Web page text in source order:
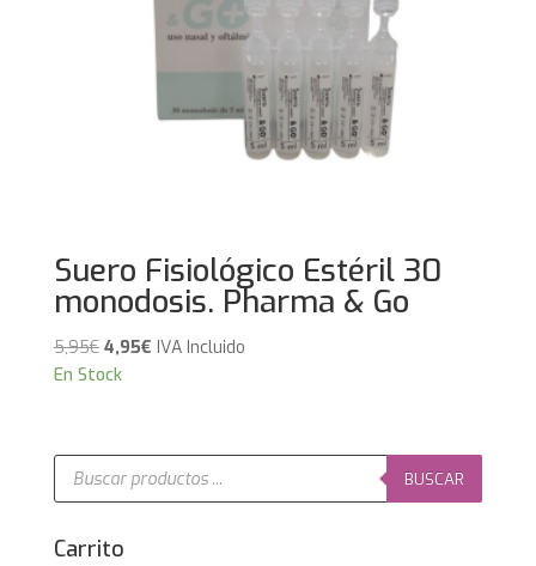
Suero Fisiológico Estéril 30
monodosis. Pharma & Go
5,95€ El
precio
5,95€.
4,95€El
4,95€.
IVA Incluido
En Stock
Búsqueda
productos
BUSCAR
Carrito